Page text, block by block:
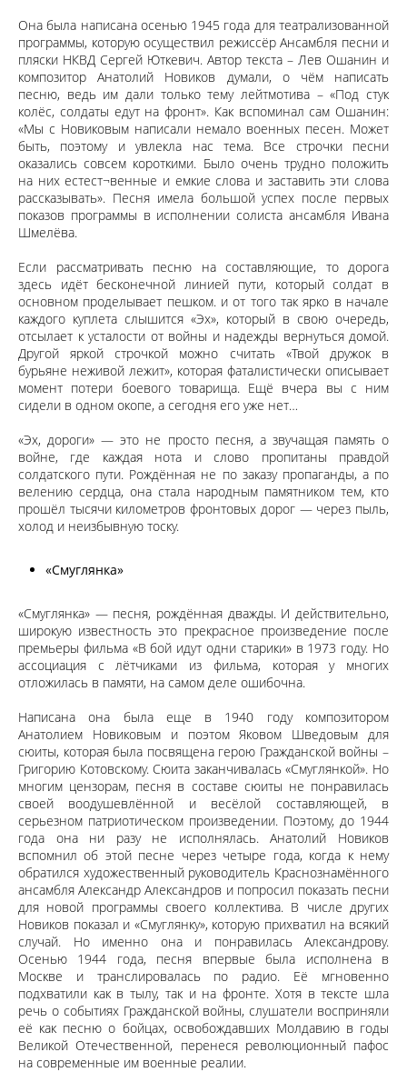
Она была написана осенью 1945 года для театрализованной
программы, которую осуществил режиссёр Ансамбля песни и
пляски НКВД Сергей Юткевич. Автор текста – Лев Ошанин и
композитор Анатолий Новиков думали, о чём написать
песню, ведь им дали только тему лейтмотива – «Под стук
колёс, солдаты едут на фронт». Как вспоминал сам Ошанин:
«Мы с Новиковым написали немало военных песен. Может
быть, поэтому и увлекла нас тема. Все строчки песни
оказались совсем короткими. Было очень трудно положить
на них естест¬венные и емкие слова и заставить эти слова
рассказывать». Песня имела большой успех после первых
показов программы в исполнении солиста ансамбля Ивана
Шмелёва.
Если рассматривать песню на составляющие, то дорога
здесь идёт бесконечной линией пути, который солдат в
основном проделывает пешком. и от того так ярко в начале
каждого куплета слышится «Эх», который в свою очередь,
отсылает к усталости от войны и надежды вернуться домой.
Другой яркой строчкой можно считать «Твой дружок в
бурьяне неживой лежит», которая фаталистически описывает
момент потери боевого товарища. Ещё вчера вы с ним
сидели в одном окопе, а сегодня его уже нет…
«Эх, дороги» — это не просто песня, а звучащая память о
войне, где каждая нота и слово пропитаны правдой
солдатского пути. Рождённая не по заказу пропаганды, а по
велению сердца, она стала народным памятником тем, кто
прошёл тысячи километров фронтовых дорог — через пыль,
холод и неизбывную тоску.
«Смуглянка»
«Смуглянка» — песня, рождённая дважды. И действительно,
широкую известность это прекрасное произведение после
премьеры фильма «В бой идут одни старики» в 1973 году. Но
ассоциация с лётчиками из фильма, которая у многих
отложилась в памяти, на самом деле ошибочна.
Написана она была еще в 1940 году композитором
Анатолием Новиковым и поэтом Яковом Шведовым для
сюиты, которая была посвящена герою Гражданской войны –
Григорию Котовскому. Сюита заканчивалась «Смуглянкой». Но
многим цензорам, песня в составе сюиты не понравилась
своей воодушевлённой и весёлой составляющей, в
серьезном патриотическом произведении. Поэтому, до 1944
года она ни разу не исполнялась. Анатолий Новиков
вспомнил об этой песне через четыре года, когда к нему
обратился художественный руководитель Краснознамённого
ансамбля Александр Александров и попросил показать песни
для новой программы своего коллектива. В числе других
Новиков показал и «Смуглянку», которую прихватил на всякий
случай. Но именно она и понравилась Александрову.
Осенью 1944 года, песня впервые была исполнена в
Москве и транслировалась по радио. Её мгновенно
подхватили как в тылу, так и на фронте. Хотя в тексте шла
речь о событиях Гражданской войны, слушатели восприняли
её как песню о бойцах, освобождавших Молдавию в годы
Великой Отечественной, перенеся революционный пафос
на современные им военные реалии.